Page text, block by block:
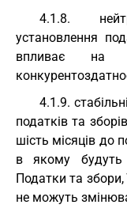
4.1.8.
установлення
впливає на
4.1.9.
податків та
шість місяців до
в якому будуть
Податки та збори,
не можуть